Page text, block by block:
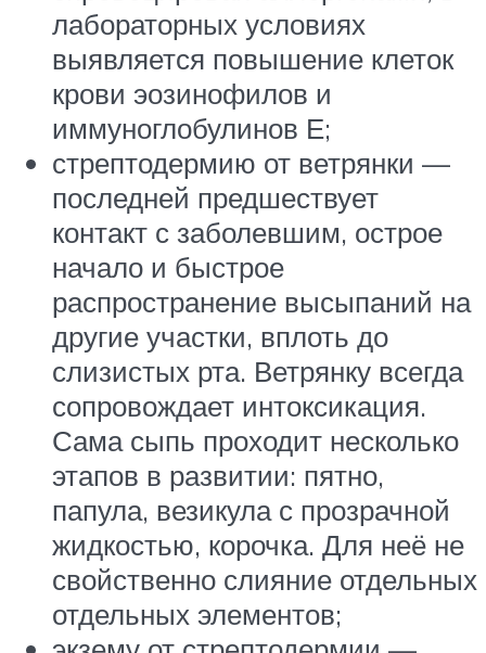
лабораторных условиях
выявляется повышение клеток
крови эозинофилов и
иммуноглобулинов Е;
стрептодермию от ветрянки —
последней предшествует
контакт с заболевшим, острое
начало и быстрое
распространение высыпаний на
другие участки, вплоть до
слизистых рта. Ветрянку всегда
сопровождает интоксикация.
Сама сыпь проходит несколько
этапов в развитии: пятно,
папула, везикула с прозрачной
жидкостью, корочка. Для неё не
свойственно слияние отдельных
отдельных элементов;